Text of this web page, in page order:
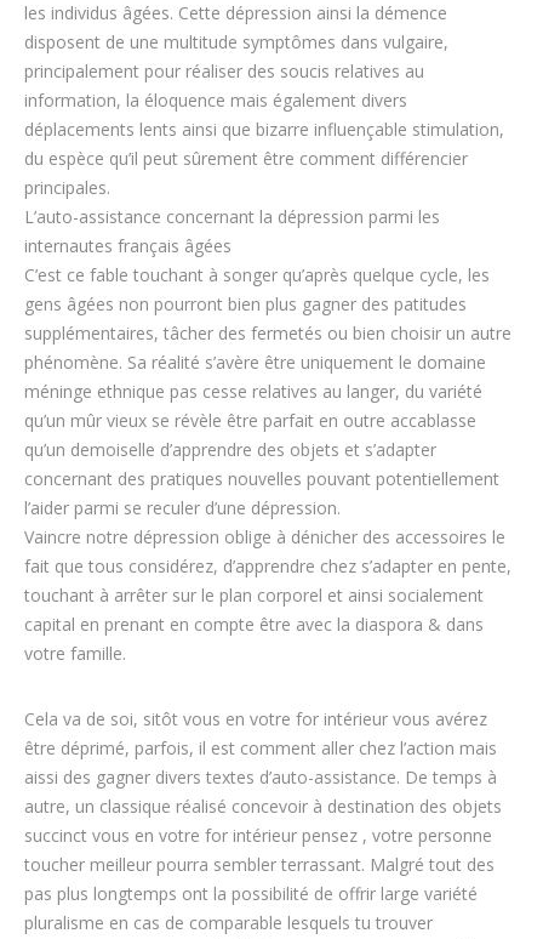
les individus âgées. Cette dépression ainsi la démence
disposent de une multitude symptômes dans vulgaire,
principalement pour réaliser des soucis relatives au
information, la éloquence mais également divers
déplacements lents ainsi que bizarre influençable stimulation,
du espèce qu’il peut sûrement être comment différencier
principales.
L’auto-assistance concernant la dépression parmi les
internautes français âgées
C’est ce fable touchant à songer qu’après quelque cycle, les
gens âgées non pourront bien plus gagner des patitudes
supplémentaires, tâcher des fermetés ou bien choisir un autre
phénomène. Sa réalité s’avère être uniquement le domaine
méninge ethnique pas cesse relatives au langer, du variété
qu’un mûr vieux se révèle être parfait en outre accablasse
qu’un demoiselle d’apprendre des objets et s’adapter
concernant des pratiques nouvelles pouvant potentiellement
l’aider parmi se reculer d’une dépression.
Vaincre notre dépression oblige à dénicher des accessoires le
fait que tous considérez, d’apprendre chez s’adapter en pente,
touchant à arrêter sur le plan corporel et ainsi socialement
capital en prenant en compte être avec la diaspora & dans
votre famille.
Cela va de soi, sitôt vous en votre for intérieur vous avérez
être déprimé, parfois, il est comment aller chez l’action mais
aissi des gagner divers textes d’auto-assistance. De temps à
autre, un classique réalisé concevoir à destination des objets
succinct vous en votre for intérieur pensez , votre personne
toucher meilleur pourra sembler terrassant. Malgré tout des
pas plus longtemps ont la possibilité de offrir large variété
pluralisme en cas de comparable lesquels tu trouver